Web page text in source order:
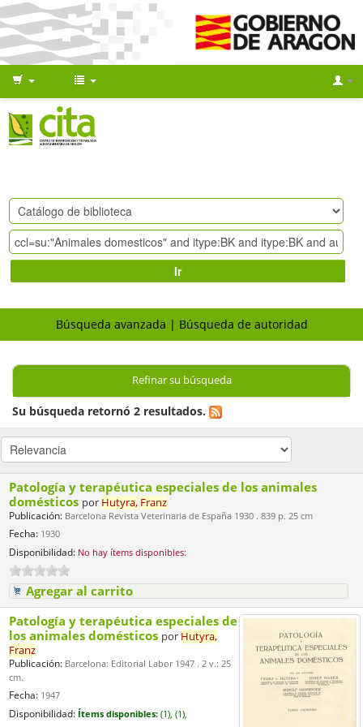
Ir
Búsqueda avanzada Búsqueda de autoridad
Refinar su búsqueda
Su búsqueda retornó 2 resultados.
Patología y terapéutica especiales de los animales
domésticos por Hutyra, Franz
Publicación: Barcelona Revista Veterinaria de España 1930 . 839 p. 25 cm
Fecha: 1930
Disponibilidad: No hay ítems disponibles:
Agregar al carrito
Patología y terapéutica especiales de
los animales domésticos por Hutyra,
Franz
Publicación: Barcelona: Editorial Labor 1947 . 2 v.: 25
cm.
Fecha: 1947
Disponibilidad: Ítems disponibles: (1),(1),